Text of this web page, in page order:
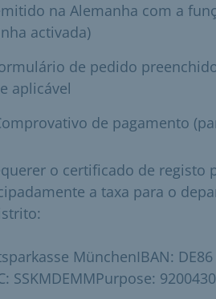
na Alemanha com a
activada)
de pedido
aplicável
de pagamento
o certificado de registo
a taxa para o
MünchenIBAN:
SSKMDEMMPurpose: